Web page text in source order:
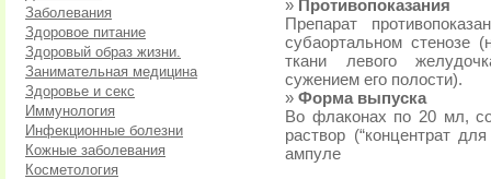
Заболевания
Здоровое питание
Здоровый образ жизни.
Занимательная медицина
Здоровье и секс
Иммунология
Инфекционные болезни
Кожные заболевания
Косметология
» Противопоказания
Препарат
субаортальном стенозе
ткани левого
сужением его полости).
» Форма выпуска
Во флаконах по 20 мл,
раствор (“концентрат
ампуле